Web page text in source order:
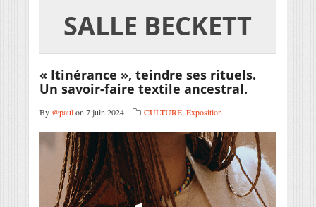
SALLE BECKETT
« Itinérance », teindre ses rituels.
Un savoir-faire textile ancestral.
By @paulon 7 juin 2024 CULTURE, Exposition